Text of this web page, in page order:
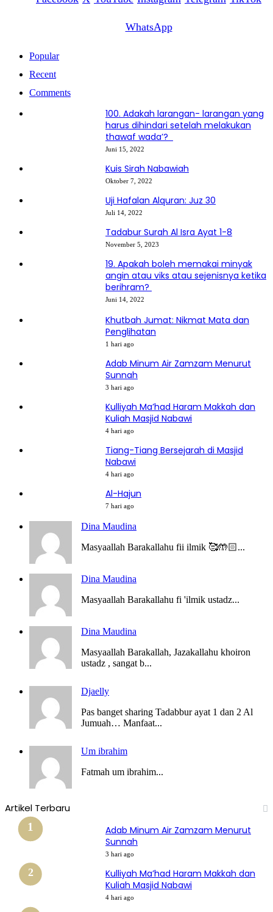
WhatsApp
Popular
Recent
Comments
100. Adakah larangan- larangan yang
harus dihindari setelah melakukan
thawaf wada’?
Juni 15, 2022
Kuis Sirah Nabawiah
Oktober 7, 2022
Uji Hafalan Alquran: Juz 30
Juli 14, 2022
Tadabur Surah Al Isra Ayat 1-8
November 5, 2023
19. Apakah boleh memakai minyak
angin atau viks atau sejenisnya ketika
berihram?
Juni 14, 2022
Khutbah Jumat: Nikmat Mata dan
Penglihatan
1 hari ago
Adab Minum Air Zamzam Menurut
Sunnah
3 hari ago
Kulliyah Ma’had Haram Makkah dan
Kuliah Masjid Nabawi
4 hari ago
Tiang-Tiang Bersejarah di Masjid
Nabawi
4 hari ago
Al-Hajun
7 hari ago
Dina Maudina
Masyaallah Barakallahu fii ilmik 🥰🤲🏻...
Dina Maudina
Masyaallah Barakallahu fi 'ilmik ustadz...
Dina Maudina
Masyaallah Barakallah, Jazakallahu khoiron
ustadz , sangat b...
Djaelly
Pas banget sharing Tadabbur ayat 1 dan 2 Al
Jumuah… Manfaat...
Um ibrahim
Fatmah um ibrahim...
Artikel Terbaru
Adab Minum Air Zamzam Menurut
Sunnah
3 hari ago
Kulliyah Ma’had Haram Makkah dan
Kuliah Masjid Nabawi
4 hari ago